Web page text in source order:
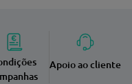
Apoio ao cliente